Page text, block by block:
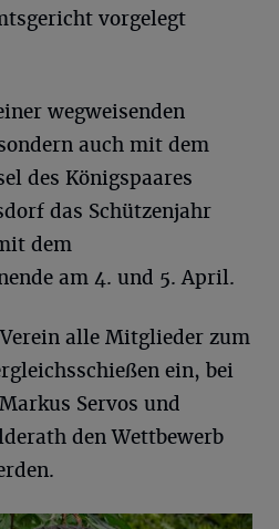
vorgelegt
wegweisenden
auch mit dem
des Königspaares
das Schützenjahr
dem
am 4. und 5. April.
alle Mitglieder zum
ein, bei
Servos und
den Wettbewerb